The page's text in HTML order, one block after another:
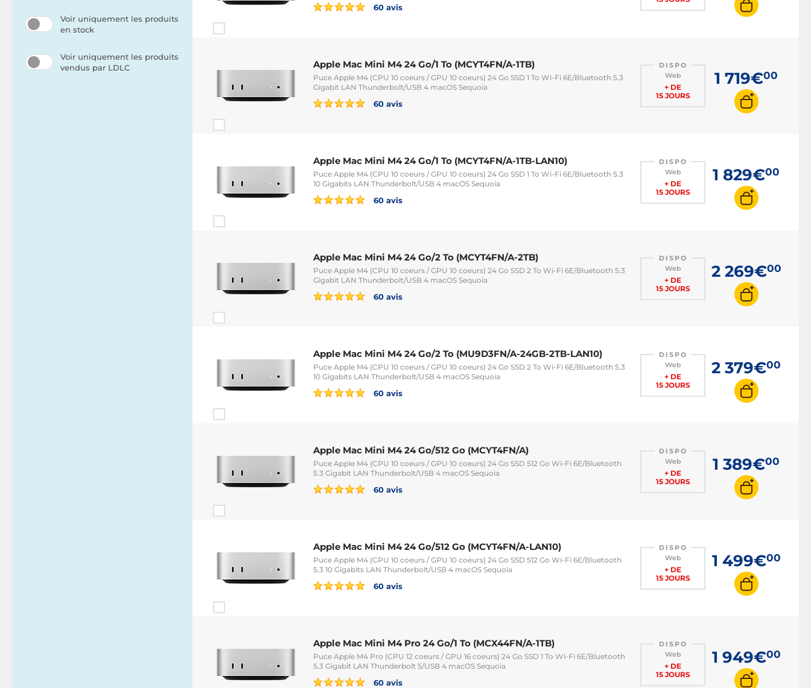
Voir uniquement les produits
en stock
Voir uniquement les produits
vendus par LDLC
60 avis
Apple Mac Mini M4 24 Go/1 To (MCYT4FN/A-1TB)
Puce Apple M4 (CPU 10 coeurs / GPU 10 coeurs) 24 Go SSD 1 To Wi-Fi 6E/Bluetooth 5.3
Gigabit LAN Thunderbolt/USB 4 macOS Sequoia
60 avis
DISPO
Web
+ DE
15 JOURS
1 719€00
Apple Mac Mini M4 24 Go/1 To (MCYT4FN/A-1TB-LAN10)
Puce Apple M4 (CPU 10 coeurs / GPU 10 coeurs) 24 Go SSD 1 To Wi-Fi 6E/Bluetooth 5.3
10 Gigabits LAN Thunderbolt/USB 4 macOS Sequoia
60 avis
DISPO
Web
+ DE
15 JOURS
1 829€00
Apple Mac Mini M4 24 Go/2 To (MCYT4FN/A-2TB)
Puce Apple M4 (CPU 10 coeurs / GPU 10 coeurs) 24 Go SSD 2 To Wi-Fi 6E/Bluetooth 5.3
Gigabit LAN Thunderbolt/USB 4 macOS Sequoia
60 avis
DISPO
Web
+ DE
15 JOURS
2 269€00
Apple Mac Mini M4 24 Go/2 To (MU9D3FN/A-24GB-2TB-LAN10)
Puce Apple M4 (CPU 10 coeurs / GPU 10 coeurs) 24 Go SSD 2 To Wi-Fi 6E/Bluetooth 5.3
10 Gigabits LAN Thunderbolt/USB 4 macOS Sequoia
60 avis
DISPO
Web
+ DE
15 JOURS
2 379€00
Apple Mac Mini M4 24 Go/512 Go (MCYT4FN/A)
Puce Apple M4 (CPU 10 coeurs / GPU 10 coeurs) 24 Go SSD 512 Go Wi-Fi 6E/Bluetooth
5.3 Gigabit LAN Thunderbolt/USB 4 macOS Sequoia
60 avis
DISPO
Web
+ DE
15 JOURS
1 389€00
Apple Mac Mini M4 24 Go/512 Go (MCYT4FN/A-LAN10)
Puce Apple M4 (CPU 10 coeurs / GPU 10 coeurs) 24 Go SSD 512 Go Wi-Fi 6E/Bluetooth
5.3 10 Gigabits LAN Thunderbolt/USB 4 macOS Sequoia
60 avis
DISPO
Web
+ DE
15 JOURS
1 499€00
Apple Mac Mini M4 Pro 24 Go/1 To (MCX44FN/A-1TB)
Puce Apple M4 Pro (CPU 12 coeurs / GPU 16 coeurs) 24 Go SSD 1 To Wi-Fi 6E/Bluetooth
5.3 Gigabit LAN Thunderbolt 5/USB 4 macOS Sequoia
60 avis
DISPO
Web
+ DE
15 JOURS
1 949€00